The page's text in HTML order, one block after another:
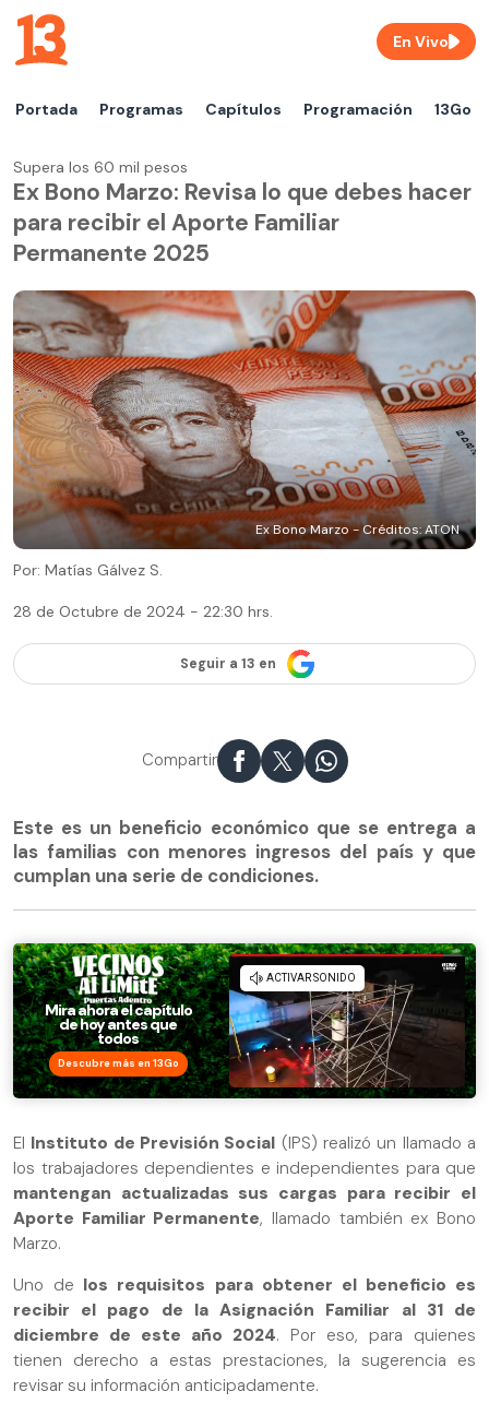
Portada Programas Capítulos Programación 13Go
En Vivo
Supera los 60 mil pesos
Ex Bono Marzo: Revisa lo que debes hacer
para recibir el Aporte Familiar
Permanente 2025
Ex Bono Marzo - Créditos: ATON
Por: Matías Gálvez S.
28 de Octubre de 2024 - 22:30 hrs.
Seguir a 13 en
Compartir
Este es un beneficio económico que se entrega a
las familias con menores ingresos del país y que
cumplan una serie de condiciones.
Descubre más en 13Go
El Instituto de Previsión Social (IPS) realizó un llamado a
los trabajadores dependientes e independientes para que
mantengan actualizadas sus cargas para recibir el
Aporte Familiar Permanente, llamado también ex Bono
Marzo.
Uno de los requisitos para obtener el beneficio es
recibir el pago de la Asignación Familiar al 31 de
diciembre de este año 2024. Por eso, para quienes
tienen derecho a estas prestaciones, la sugerencia es
revisar su información anticipadamente.